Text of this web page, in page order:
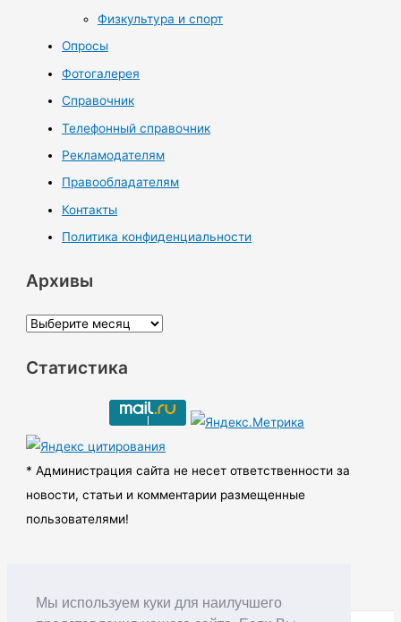
Мы используем куки для наилучшего
Физкультура и спорт
Опросы
Фотогалерея
Справочник
Телефонный справочник
Рекламодателям
Правообладателям
Контакты
Политика конфиденциальности
Архивы
А
х
ы
Статистика
* Администрация сайта не несет ответственности за
новости, статьи и комментарии размещенные
пользователями!